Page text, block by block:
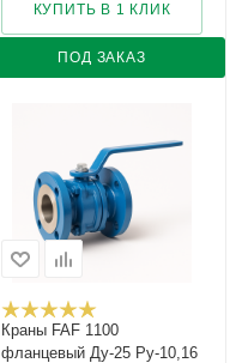
ПОД ЗАКАЗ
КУПИТЬ В 1 КЛИК
Краны FAF 1100
фланцевый Ду-25 Ру-10,16